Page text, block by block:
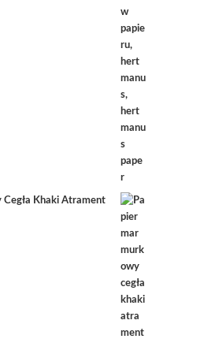
Cegła Khaki Atrament